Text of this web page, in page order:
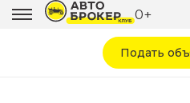
0+
Подать